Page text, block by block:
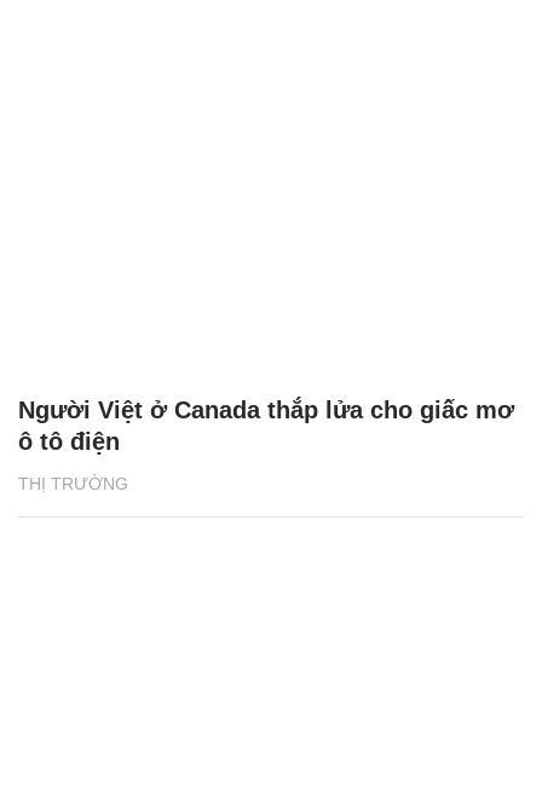
THỊ TRƯỜNG
Người Việt ở Canada thắp lửa cho giấc mơ
ô tô điện